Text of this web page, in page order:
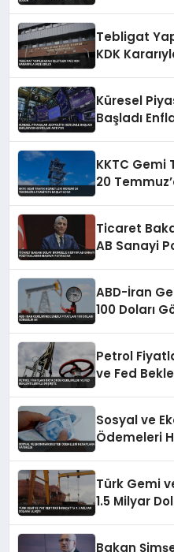
Tebligat
KDK
Küresel
Başladı
KKTC
20
Ticaret
AB Sanayi
ABD-İran
100 Doları
Petrol
ve Fed
Sosyal ve
Ödemeleri
Türk Gemi
1.5 Milyar
Bakan